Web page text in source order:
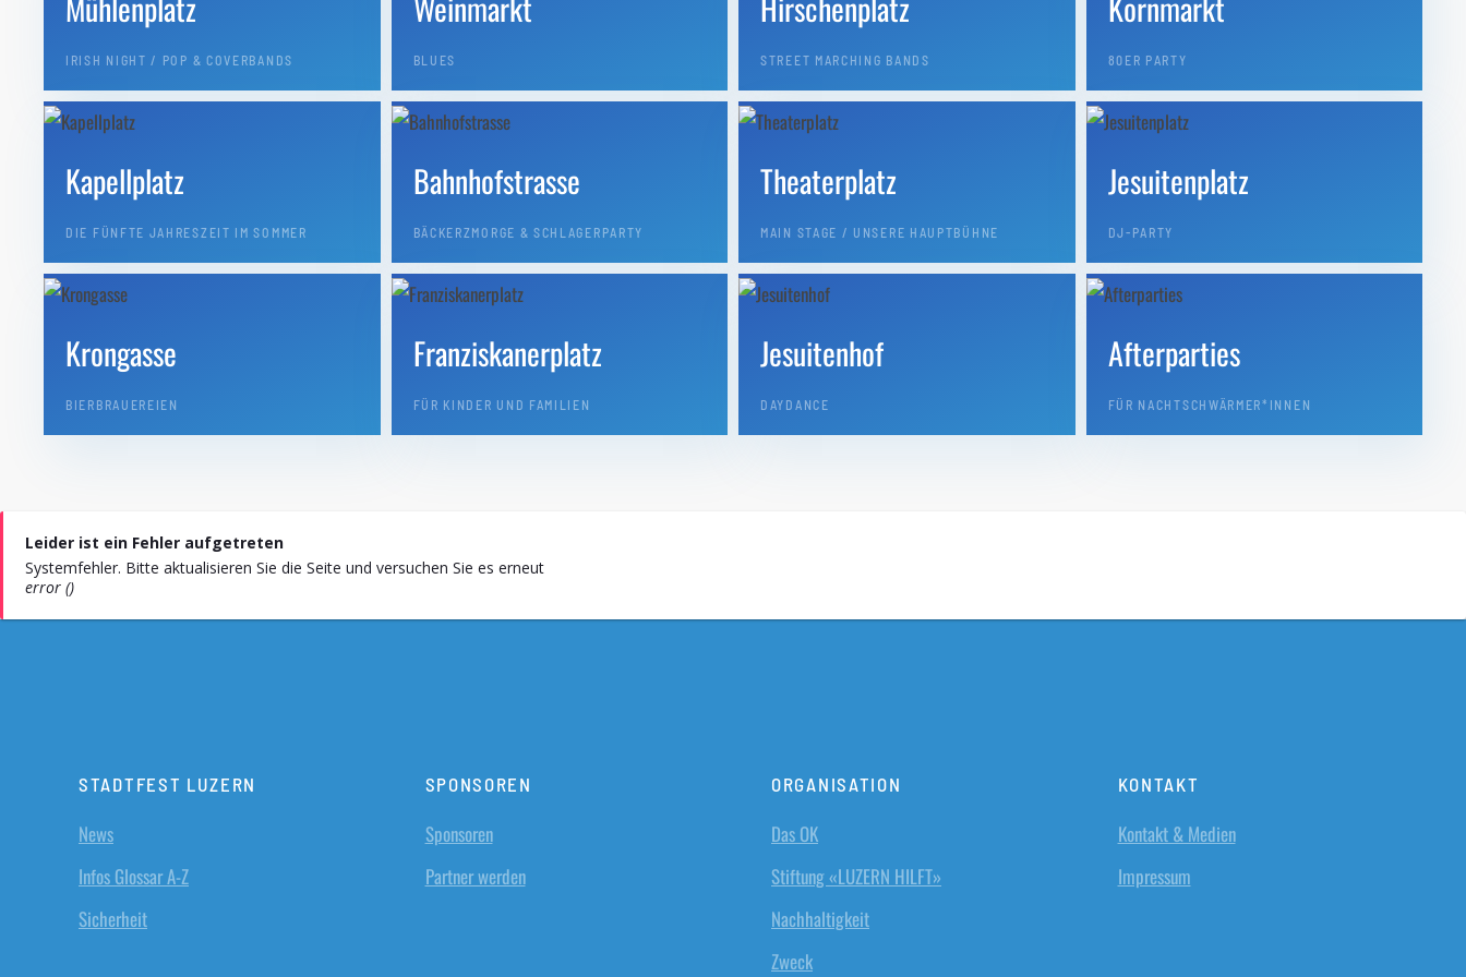
IRISH NIGHT / POP & COVERBANDS BLUES STREET MARCHING BANDS 80ER PARTY
Kapellplatz
DIE FÜNFTE JAHRESZEIT IM SOMMER
Bahnhofstrasse
BÄCKERZMORGE & SCHLAGERPARTY
Theaterplatz
MAIN STAGE / UNSERE HAUPTBÜHNE
Jesuitenplatz
DJ-PARTY
Krongasse
BIERBRAUEREIEN
Franziskanerplatz
FÜR KINDER UND FAMILIEN
Jesuitenhof
DAYDANCE
Afterparties
FÜR NACHTSCHWÄRMER*INNEN
Leider ist ein Fehler aufgetreten
Systemfehler. Bitte aktualisieren Sie die Seite und versuchen Sie es erneut
error ()
STADTFEST LUZERN
News
Infos Glossar A-Z
Sicherheit
SPONSOREN
Sponsoren
Partner werden
ORGANISATION
Das OK
Stiftung «LUZERN HILFT»
Nachhaltigkeit
Zweck
KONTAKT
Kontakt & Medien
Impressum